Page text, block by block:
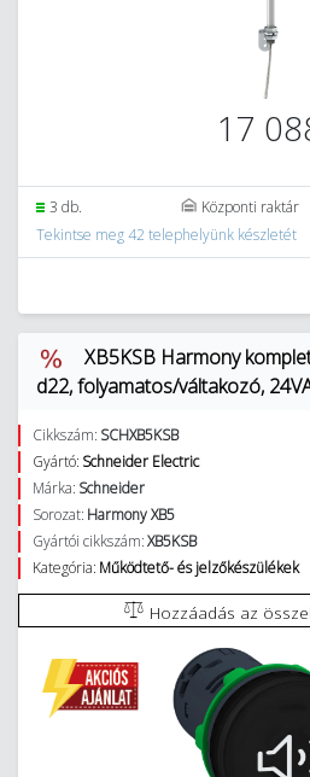
17
3 db. Központi raktár
Tekintse meg 42 telephelyünk készletét
XB5KSB Harmony
d22, folyamatos/váltakozó,
Cikkszám: SCHXB5KSB
Gyártó: Schneider Electric
Márka: Schneider
Sorozat: Harmony XB5
Gyártói cikkszám:XB5KSB
Kategória: Működtető- és jelzőkészülékek
Hozzáadás az